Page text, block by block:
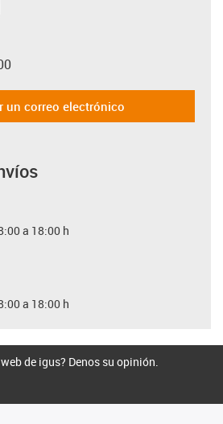
un correo electrónico
a 18:00 h
a 18:00 h
de igus? Denos su opinión.